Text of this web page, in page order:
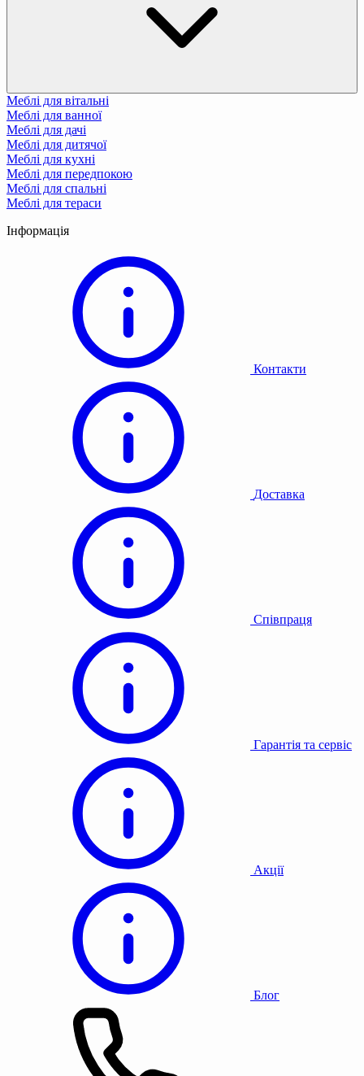
Меблі для вітальні
Меблі для ванної
Меблі для дачі
Меблі для дитячої
Меблі для кухні
Меблі для передпокою
Меблі для спальні
Меблі для тераси
Інформація
Контакти
Доставка
Співпраця
Гарантія та сервіс
Акції
Блог